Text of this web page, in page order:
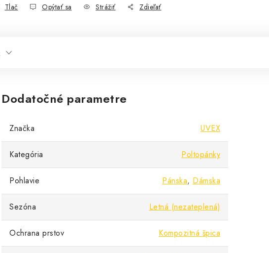
Tlač Opýtať sa Strážiť Zdieľať
Dodatočné parametre
Značka UVEX
Kategória Poltopánky
Pohlavie Pánska, Dámska
Sezóna Letná (nezateplená)
Ochrana prstov Kompozitná špica